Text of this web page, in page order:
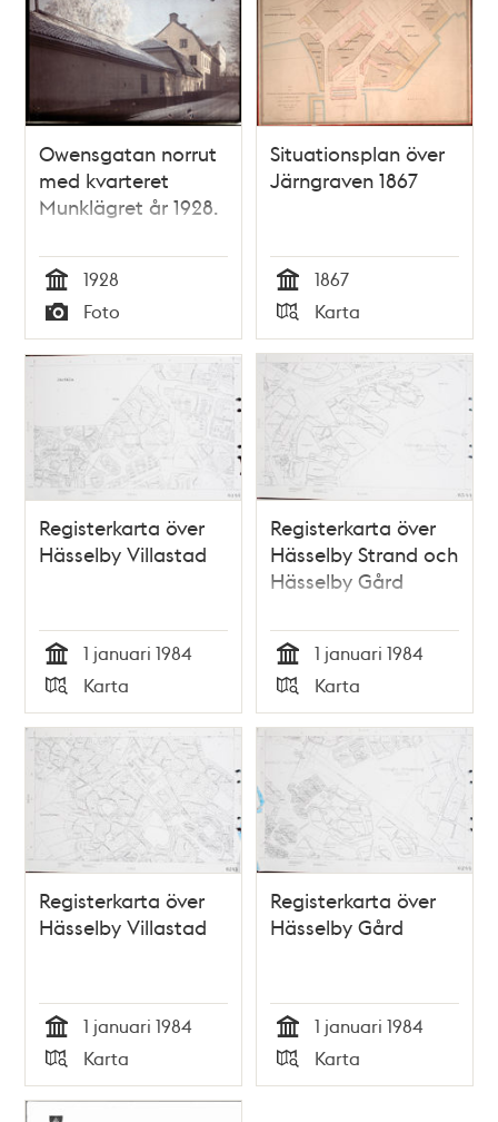
Owensgatan norrut
med kvarteret
Munklägret år 1928.
Tid
1928
Typ
Foto
Situationsplan över
Järngraven 1867
Tid
1867
Typ
Karta
Registerkarta över
Hässelby Villastad
Tid
1 januari 1984
Typ
Karta
Registerkarta över
Hässelby Strand och
Hässelby Gård
Tid
1 januari 1984
Typ
Karta
Registerkarta över
Hässelby Villastad
Tid
1 januari 1984
Typ
Karta
Registerkarta över
Hässelby Gård
Tid
1 januari 1984
Typ
Karta